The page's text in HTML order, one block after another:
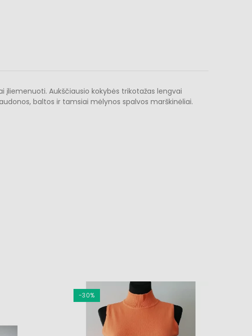
įliemenuoti. Aukščiausio kokybės trikotažas lengvai
baltos ir tamsiai mėlynos spalvos marškinėliai.
−30%